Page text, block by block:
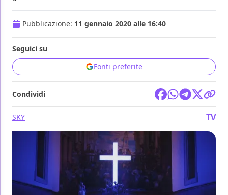
Pubblicazione: 11 gennaio 2020 alle 16:40
Seguici su
Fonti preferite
Condividi
SKY TV